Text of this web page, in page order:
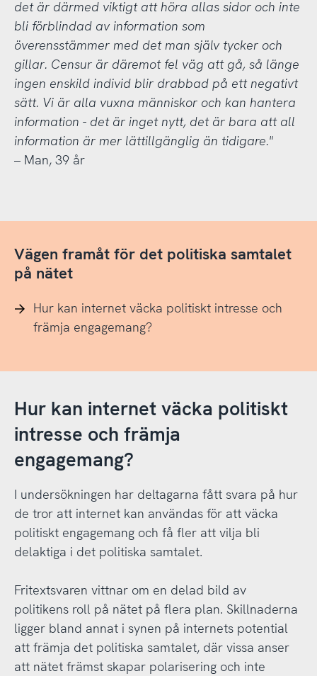
det är därmed viktigt att höra allas sidor och inte
bli förblindad av information som
överensstämmer med det man själv tycker och
gillar. Censur är däremot fel väg att gå, så länge
ingen enskild individ blir drabbad på ett negativt
sätt. Vi är alla vuxna människor och kan hantera
information - det är inget nytt, det är bara att all
information är mer lättillgänglig än tidigare."
– Man, 39 år
Vägen framåt för det politiska samtalet
på nätet
Hur kan internet väcka politiskt intresse och
främja engagemang?
Hur kan internet väcka politiskt
intresse och främja
engagemang?
I undersökningen har deltagarna fått svara på hur
de tror att internet kan användas för att väcka
politiskt engagemang och få fler att vilja bli
delaktiga i det politiska samtalet.
Fritextsvaren vittnar om en delad bild av
politikens roll på nätet på flera plan. Skillnaderna
ligger bland annat i synen på internets potential
att främja det politiska samtalet, där vissa anser
att nätet främst skapar polarisering och inte